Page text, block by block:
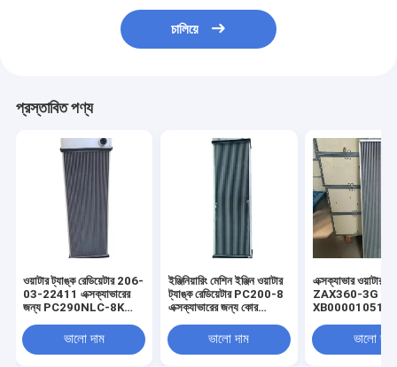
চালিয়ে
প্রস্তাবিত পণ্য
ওয়াটার ট্যাঙ্ক রেডিয়েটার 206-
03-22411 এক্সক্যাভারের
জন্য PC290NLC-8K
8
ভালো দাম
ইঞ্জিনিয়ারিং মেশিন ইঞ্জিন ওয়াটার
ট্যাঙ্ক রেডিয়েটার PC200-8
এক্সক্যাভারের জন্য কোর
ভালো দাম
এক্সক্যাভার ওয়াটার
ZAX360-3G
XB00001051
ভালো দাম